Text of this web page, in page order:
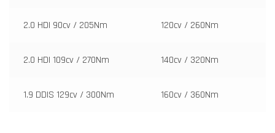
2.0 HDI 90cv / 205Nm 120cv / 260Nm
2.0 HDI 109cv / 270Nm 140cv / 320Nm
1.9 DDIS 129cv / 300Nm 160cv / 360Nm